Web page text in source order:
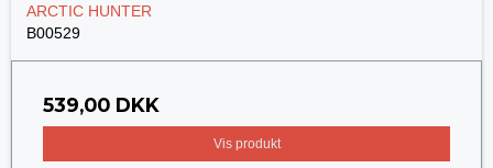
ARCTIC HUNTER
B00529
539,00 DKK
Vis produkt